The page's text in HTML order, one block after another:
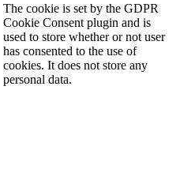
The cookie is set by the GDPR
Cookie Consent plugin and is
used to store whether or not user
has consented to the use of
cookies. It does not store any
personal data.